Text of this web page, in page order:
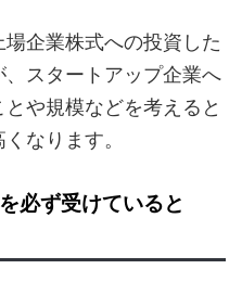
企業株式への投資した
スタートアップ企業へ
や規模などを考えると
なります。
必ず受けていると